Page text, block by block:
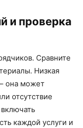
и проверка
Сравните
Низкая
она может
отсутствие
каждой услуги и